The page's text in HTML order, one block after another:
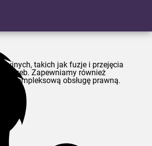
takich jak fuzje i przejęcia
Zapewniamy również
kompleksową obsługę prawną.